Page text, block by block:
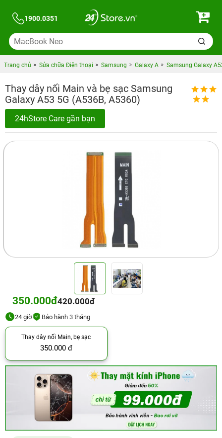
1900.0351
Trang chủ Sửa chữa Điện thoại Samsung Galaxy A Samsung Galaxy
Thay dây nối Main và bẹ sạc Samsung
Galaxy A53 5G (A536B, A5360)
24hStore Care gần bạn
350.000đ420.000đ
24 giờ Bảo hành 3 tháng
Thay dây nối Main, bẹ sạc
350.000 đ